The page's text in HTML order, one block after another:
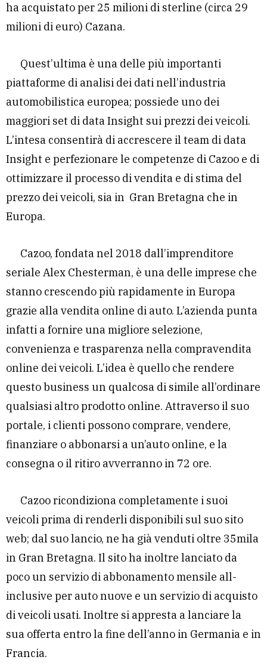
ha acquistato per 25 milioni di sterline (circa 29
milioni di euro) Cazana.
Quest’ultima è una delle più importanti
piattaforme di analisi dei dati nell’industria
automobilistica europea; possiede uno dei
maggiori set di data Insight sui prezzi dei veicoli.
L’intesa consentirà di accrescere il team di data
Insight e perfezionare le competenze di Cazoo e di
ottimizzare il processo di vendita e di stima del
prezzo dei veicoli, sia in Gran Bretagna che in
Europa.
Cazoo, fondata nel 2018 dall’imprenditore
seriale Alex Chesterman, è una delle imprese che
stanno crescendo più rapidamente in Europa
grazie alla vendita online di auto. L’azienda punta
infatti a fornire una migliore selezione,
convenienza e trasparenza nella compravendita
online dei veicoli. L’idea è quello che rendere
questo business un qualcosa di simile all’ordinare
qualsiasi altro prodotto online. Attraverso il suo
portale, i clienti possono comprare, vendere,
finanziare o abbonarsi a un’auto online, e la
consegna o il ritiro avverranno in 72 ore.
Cazoo ricondiziona completamente i suoi
veicoli prima di renderli disponibili sul suo sito
web; dal suo lancio, ne ha già venduti oltre 35mila
in Gran Bretagna. Il sito ha inoltre lanciato da
poco un servizio di abbonamento mensile all-
inclusive per auto nuove e un servizio di acquisto
di veicoli usati. Inoltre si appresta a lanciare la
sua offerta entro la fine dell’anno in Germania e in
Francia.